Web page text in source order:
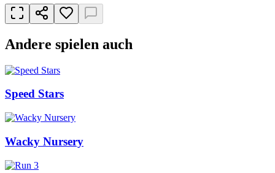
Andere spielen auch
Speed Stars
Wacky Nursery